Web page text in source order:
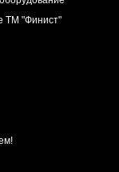
ТМ "Финист"